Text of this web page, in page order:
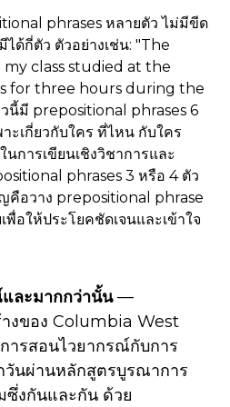
phrases หลายตัว ไม่มีขีด
ด้กี่ตัว ตัวอย่างเช่น: "The
class studied at the
for three hours during the
นี้มี prepositional phrases 6
ะเกี่ยวกับใคร ที่ไหน กับใคร
การเขียนเชิงวิชาการและ
phrases 3 หรือ 4 ตัว
คือวาง prepositional phrase
อให้ประโยคชัดเจนและเข้าใจ
ละมากกว่านั้น—
งของ Columbia West
ารสอนไวยากรณ์กับการ
นผ่านหลักสูตรบูรณาการ
ซึ่งกันและกัน ด้วย